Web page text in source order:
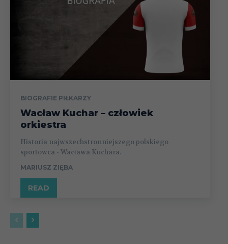
BIOGRAFIE PIŁKARZY
Wacław Kuchar – człowiek
orkiestra
Historia najwszechstronniejszego polskiego
sportowca - Wacława Kuchara.
MARIUSZ ZIĘBA
READ